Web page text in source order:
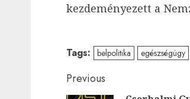
kezdeményezett a
Tags: belpolitika egészségügy
Post
Previous